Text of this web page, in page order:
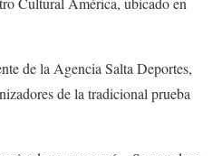
de la Agencia Salta Deportes,
de la tradicional prueba